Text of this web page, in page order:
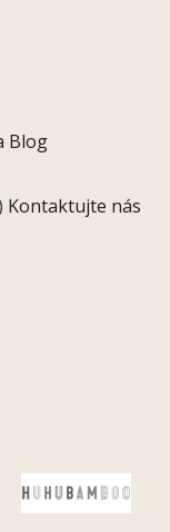
Blog
Kontaktujte nás